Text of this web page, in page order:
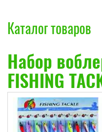
Каталог товаров
Набор
FISHING